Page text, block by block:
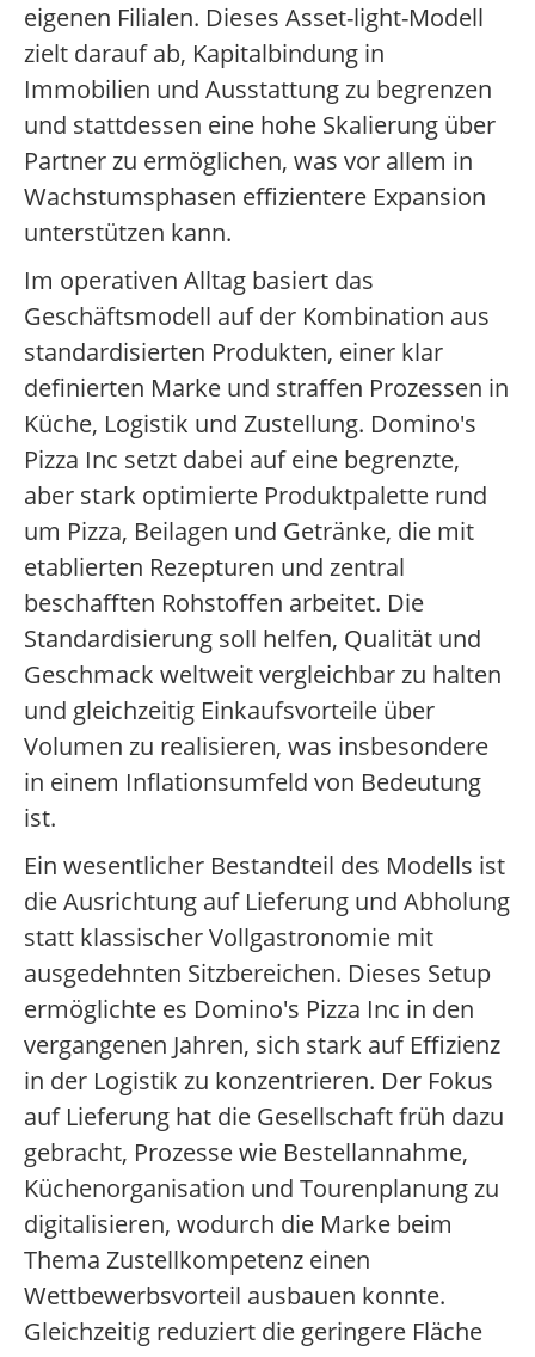
eigenen Filialen. Dieses Asset-light-Modell
zielt darauf ab, Kapitalbindung in
Immobilien und Ausstattung zu begrenzen
und stattdessen eine hohe Skalierung über
Partner zu ermöglichen, was vor allem in
Wachstumsphasen effizientere Expansion
unterstützen kann.
Im operativen Alltag basiert das
Geschäftsmodell auf der Kombination aus
standardisierten Produkten, einer klar
definierten Marke und straffen Prozessen in
Küche, Logistik und Zustellung. Domino's
Pizza Inc setzt dabei auf eine begrenzte,
aber stark optimierte Produktpalette rund
um Pizza, Beilagen und Getränke, die mit
etablierten Rezepturen und zentral
beschafften Rohstoffen arbeitet. Die
Standardisierung soll helfen, Qualität und
Geschmack weltweit vergleichbar zu halten
und gleichzeitig Einkaufsvorteile über
Volumen zu realisieren, was insbesondere
in einem Inflationsumfeld von Bedeutung
ist.
Ein wesentlicher Bestandteil des Modells ist
die Ausrichtung auf Lieferung und Abholung
statt klassischer Vollgastronomie mit
ausgedehnten Sitzbereichen. Dieses Setup
ermöglichte es Domino's Pizza Inc in den
vergangenen Jahren, sich stark auf Effizienz
in der Logistik zu konzentrieren. Der Fokus
auf Lieferung hat die Gesellschaft früh dazu
gebracht, Prozesse wie Bestellannahme,
Küchenorganisation und Tourenplanung zu
digitalisieren, wodurch die Marke beim
Thema Zustellkompetenz einen
Wettbewerbsvorteil ausbauen konnte.
Gleichzeitig reduziert die geringere Fläche